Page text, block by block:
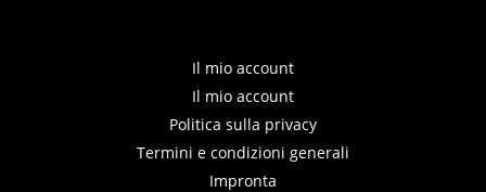
Il mio account
Il mio account
Politica sulla privacy
Termini e condizioni generali
Impronta